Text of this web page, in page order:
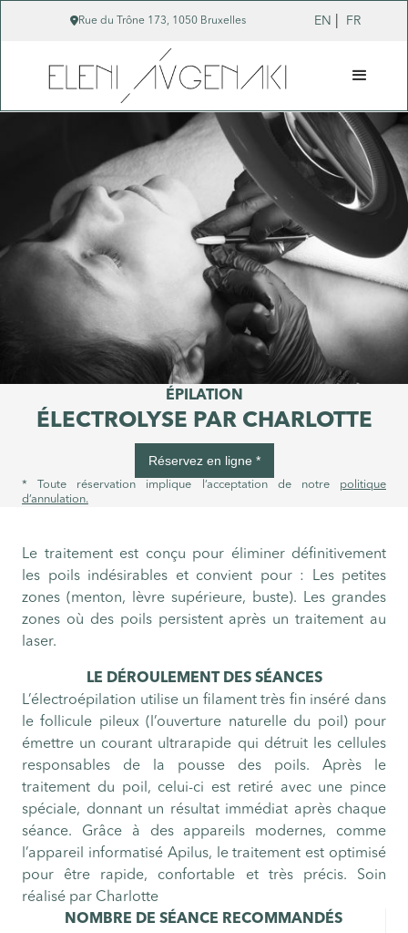
Rue du Trône 173, 1050 Bruxelles EN FR
ÉPILATION
ÉLECTROLYSE PAR CHARLOTTE
Réservez en ligne *
* Toute réservation implique l’acceptation de notre politique
d’annulation.
Le traitement est conçu pour éliminer définitivement
les poils indésirables et convient pour : Les petites
zones (menton, lèvre supérieure, buste). Les grandes
zones où des poils persistent après un traitement au
laser.
LE DÉROULEMENT DES SÉANCES
L’électroépilation utilise un filament très fin inséré dans
le follicule pileux (l’ouverture naturelle du poil) pour
émettre un courant ultrarapide qui détruit les cellules
responsables de la pousse des poils. Après le
traitement du poil, celui-ci est retiré avec une pince
spéciale, donnant un résultat immédiat après chaque
séance. Grâce à des appareils modernes, comme
l’appareil informatisé Apilus, le traitement est optimisé
pour être rapide, confortable et très précis. Soin
réalisé par Charlotte
NOMBRE DE SÉANCE RECOMMANDÉS